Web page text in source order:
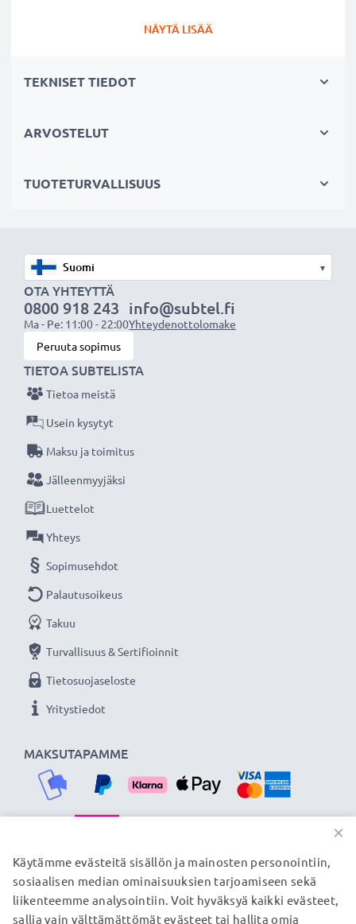
NÄYTÄ LISÄÄ
TEKNISET TIEDOT
ARVOSTELUT
TUOTETURVALLISUUS
▾
OTA YHTEYTTÄ
0800 918 243
Ma - Pe: 11:00 - 22:00
info@subtel.fi
Yhteydenottolomake
Peruuta sopimus
MAKSUTAPAMME
TIETOA SUBTELISTA
Tietoa meistä
Usein kysytyt
Maksu ja toimitus
Jälleenmyyjäksi
Luettelot
Yhteys
Sopimusehdot
Palautusoikeus
Takuu
Turvallisuus & Sertifioinnit
Tietosuojaseloste
Yritystiedot
TOIMITUSKUMPPANIMME
×
Käytämme evästeitä sisällön ja mainosten personointiin,
sosiaalisen median ominaisuuksien tarjoamiseen sekä
liikenteemme analysointiin. Voit hyväksyä kaikki evästeet,
sallia vain välttämättömät evästeet tai hallita omia